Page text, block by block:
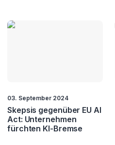
03. September 2024
Skepsis gegenüber EU AI
Act: Unternehmen
fürchten KI-Bremse